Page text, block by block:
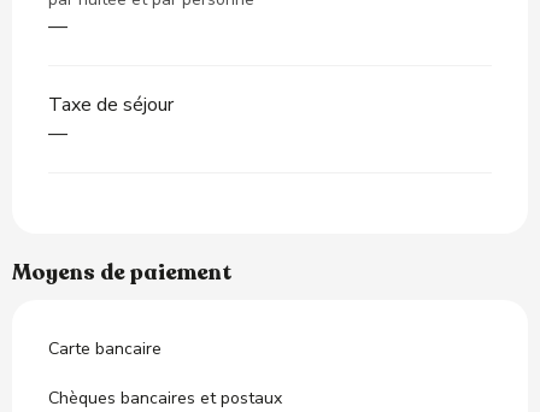
—
Taxe de séjour
—
Moyens de paiement
Carte bancaire
Chèques bancaires et postaux